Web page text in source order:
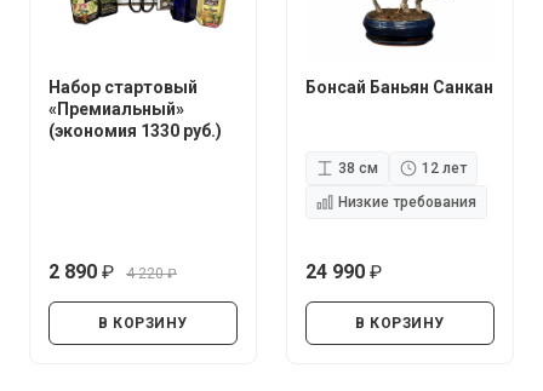
Набор стартовый
«Премиальный»
(экономия 1330 руб.)
2 890
4 220
В КОРЗИНУ
Бонсай Баньян Санкан
38 см
12 лет
Низкие требования
24 990
В КОРЗИНУ